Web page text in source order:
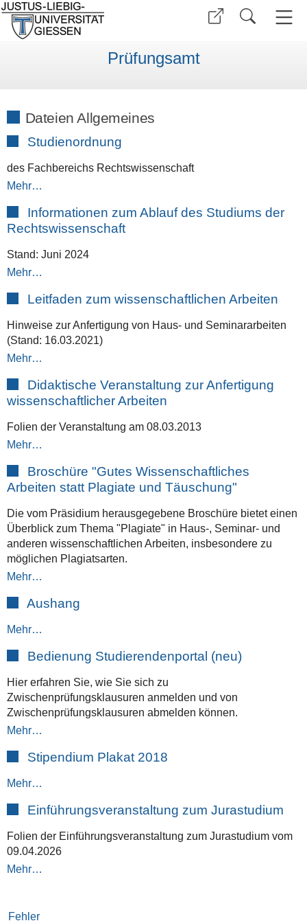
Prüfungsamt
Dateien Allgemeines
Studienordnung
des Fachbereichs Rechtswissenschaft
Mehr…
Informationen zum Ablauf des Studiums der
Rechtswissenschaft
Stand: Juni 2024
Mehr…
Leitfaden zum wissenschaftlichen Arbeiten
Hinweise zur Anfertigung von Haus- und Seminararbeiten
(Stand: 16.03.2021)
Mehr…
Didaktische Veranstaltung zur Anfertigung
wissenschaftlicher Arbeiten
Folien der Veranstaltung am 08.03.2013
Mehr…
Broschüre "Gutes Wissenschaftliches
Arbeiten statt Plagiate und Täuschung"
Die vom Präsidium herausgegebene Broschüre bietet einen
Überblick zum Thema "Plagiate" in Haus-, Seminar- und
anderen wissenschaftlichen Arbeiten, insbesondere zu
möglichen Plagiatsarten.
Mehr…
Aushang
Mehr…
Bedienung Studierendenportal (neu)
Hier erfahren Sie, wie Sie sich zu
Zwischenprüfungsklausuren anmelden und von
Zwischenprüfungsklausuren abmelden können.
Mehr…
Stipendium Plakat 2018
Mehr…
Einführungsveranstaltung zum Jurastudium
Folien der Einführungsveranstaltung zum Jurastudium vom
09.04.2026
Mehr…
Fehler